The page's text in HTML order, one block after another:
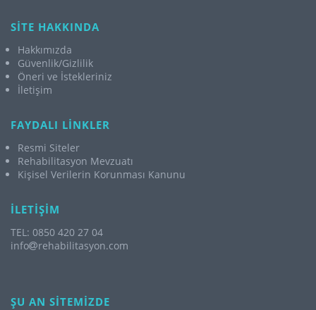
SİTE HAKKINDA
Hakkımızda
Güvenlik/Gizlilik
Öneri ve İstekleriniz
İletişim
FAYDALI LİNKLER
Resmi Siteler
Rehabilitasyon Mevzuatı
Kişisel Verilerin Korunması Kanunu
İLETİŞİM
TEL: 0850 420 27 04
info
rehabilitasyon.com
ŞU AN SİTEMİZDE